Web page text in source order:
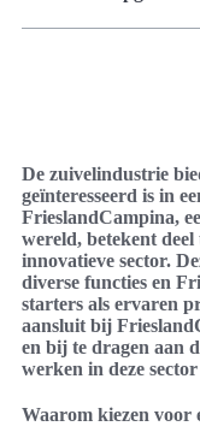
De zuivelindustrie
geïnteresseerd is in
FrieslandCampina,
wereld, betekent
innovatieve sector.
diverse functies en
starters als ervaren
aansluit bij
en bij te dragen aan
werken in deze
Waarom kiezen voor